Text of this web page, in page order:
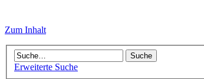
Zum Inhalt
Erweiterte Suche